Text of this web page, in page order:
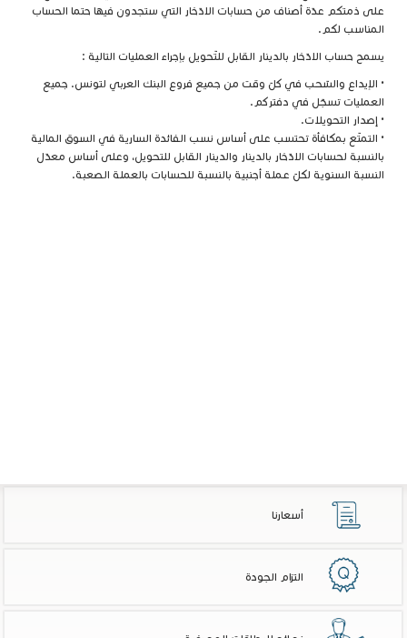
على ذمتكم عدّة أصناف من حسابات الادّخار التي ستجدون فيها حتما الحساب
المناسب لكم.
يسمح حساب الادّخار بالدينار القابل للتّحويل بإجراء العمليات التالية :
• الإيداع والسّحب في كلّ وقت من جميع فروع البنك العربي لتونس. جميع
العمليات تسجّل في دفتركم.
• إصدار التحويلات.
• التمتّع بمكافأة تحتسب على أساس نسب الفائدة السارية في السوق المالية
بالنسبة لحسابات الادّخار بالدينار والدينار القابل للتحويل، وعلى أساس معدّل
النسبة السنوية لكلّ عملة أجنبية بالنسبة للحسابات بالعملة الصعبة.
أسعارنا
التزام الجودة